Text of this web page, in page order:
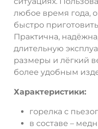
любое время года,
быстро
Практична,
длительную
размеры и лёгкий
более удобным
Характеристики:
горелка с
в составе –